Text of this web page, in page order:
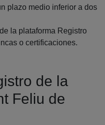
plazo medio inferior a dos
la plataforma Registro
o certificaciones.
de la
Feliu de